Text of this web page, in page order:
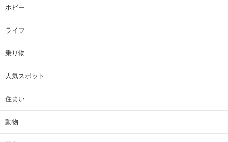
ホビー
ライフ
乗り物
人気スポット
住まい
動物